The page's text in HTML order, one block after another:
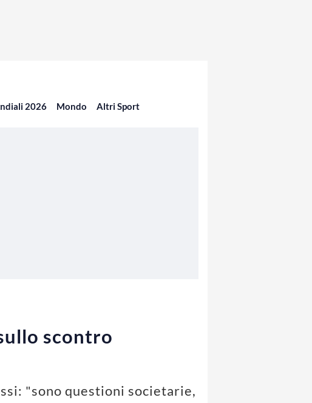
2026 Mondo Altri Sport
scontro
"sono questioni societarie,